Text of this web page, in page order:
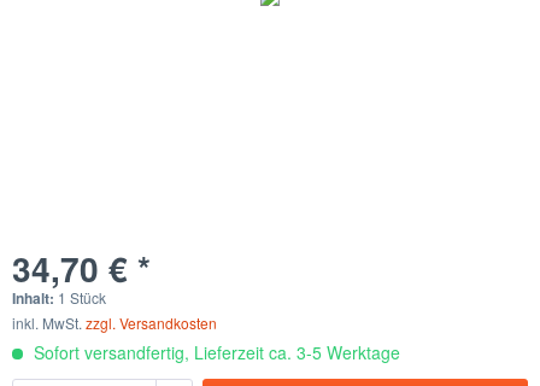
34,70 € *
Inhalt: 1 Stück
inkl. MwSt. zzgl. Versandkosten
Sofort versandfertig, Lieferzeit ca. 3-5 Werktage